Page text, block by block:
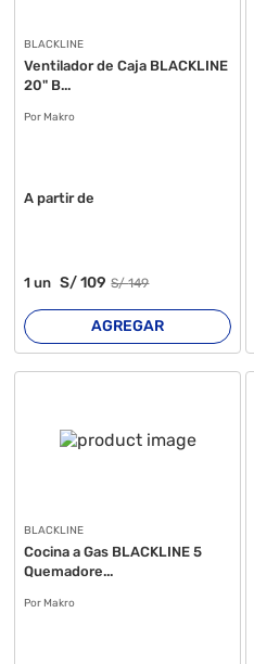
BLACKLINE
Ventilador de Caja BLACKLINE
20" B...
Por Makro
A partir de
1un S/109 S/149
AGREGAR
BLACKLINE
Cocina a Gas BLACKLINE 5
Quemadore...
Por Makro